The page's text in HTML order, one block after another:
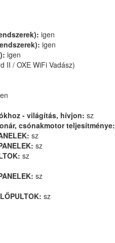
igen
igen
igen
II / OXE WiFi Vadász)
- világítás, hívjon: sz
csónakmotor teljesítménye:
sz
sz
sz
sz
sz